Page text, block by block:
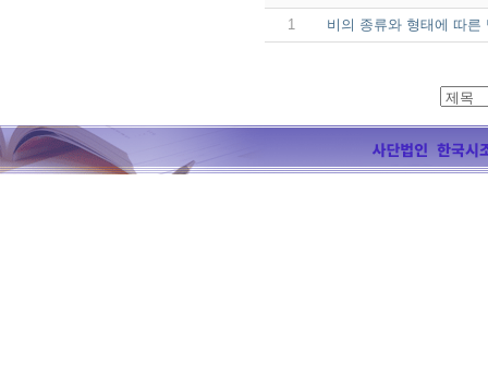
1 비의 종류와 형태에 따른